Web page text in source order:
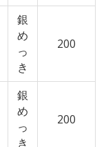
銀
め
っ
き
200
銀
め
っ
き
200